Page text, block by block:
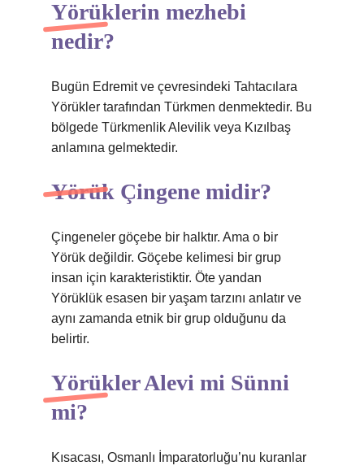
Yörüklerin mezhebi
nedir?
Bugün Edremit ve çevresindeki Tahtacılara
Yörükler tarafından Türkmen denmektedir. Bu
bölgede Türkmenlik Alevilik veya Kızılbaş
anlamına gelmektedir.
Yörük Çingene midir?
Çingeneler göçebe bir halktır. Ama o bir
Yörük değildir. Göçebe kelimesi bir grup
insan için karakteristiktir. Öte yandan
Yörüklük esasen bir yaşam tarzını anlatır ve
aynı zamanda etnik bir grup olduğunu da
belirtir.
Yörükler Alevi mi Sünni
mi?
Kısacası, Osmanlı İmparatorluğu’nu kuranlar